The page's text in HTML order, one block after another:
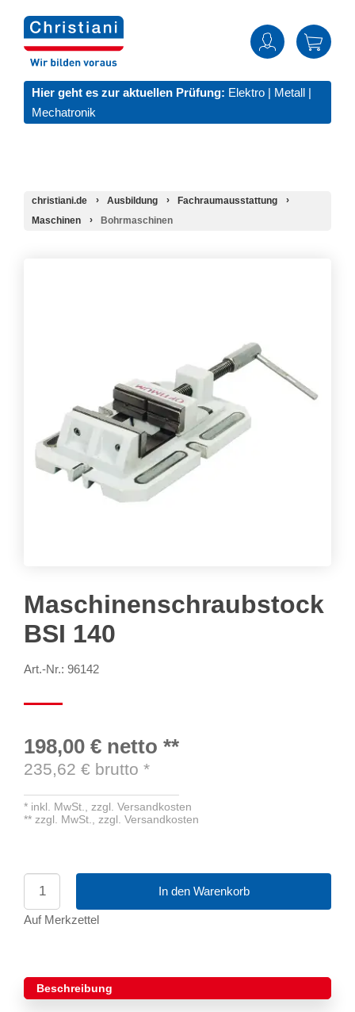
Hier geht es zur aktuellen Prüfung: Elektro | Metall |
Mechatronik
christiani.de Ausbildung
Fachraumausstattung
Maschinen
Bohrmaschinen
Maschinenschraubstock
BSI 140
Art.-Nr.: 96142
198,00 € netto **
235,62 € brutto *
* inkl. MwSt., zzgl. Versandkosten
** zzgl. MwSt., zzgl. Versandkosten
In den Warenkorb
Auf Merkzettel
Beschreibung